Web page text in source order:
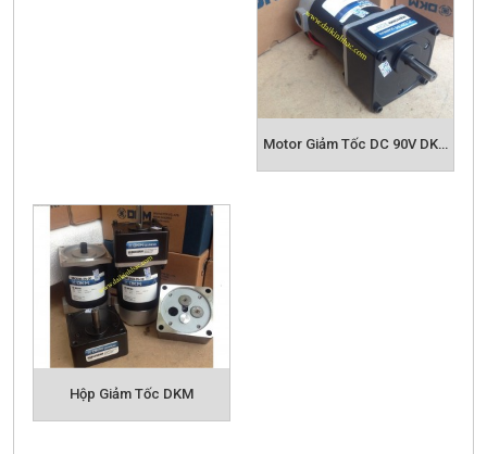
Motor Giảm Tốc DC 90V DKM
Hộp Giảm Tốc DKM